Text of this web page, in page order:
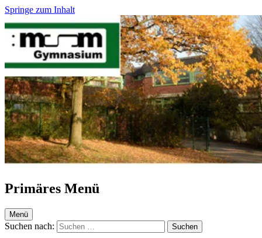
Springe zum Inhalt
Maria-Sibylla-Merian-Gymnasium Krefeld
Webseite des MSM
Primäres Menü
Menü
Suchen nach: